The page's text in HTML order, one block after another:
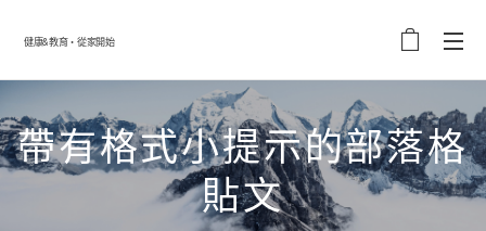
健康&教育・從家開始
帶有格式小提示的部落格
貼文